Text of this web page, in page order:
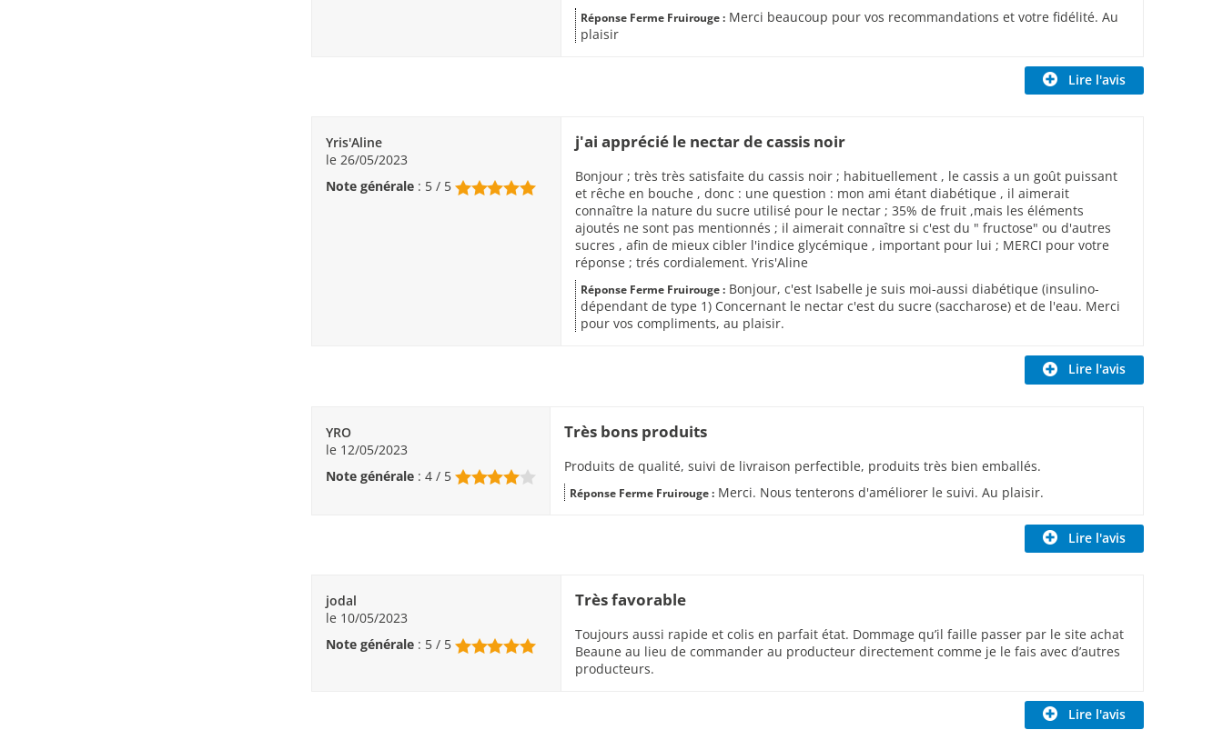
Réponse Ferme Fruirouge : Merci beaucoup pour vos recommandations et votre fidélité. Au
plaisir
Lire l'avis
Yris'Aline
le 26/05/2023
Note générale : 5 / 5
j'ai apprécié le nectar de cassis noir
Bonjour ; très très satisfaite du cassis noir ; habituellement , le cassis a un goût puissant
et rêche en bouche , donc : une question : mon ami étant diabétique , il aimerait
connaître la nature du sucre utilisé pour le nectar ; 35% de fruit ,mais les éléments
ajoutés ne sont pas mentionnés ; il aimerait connaître si c'est du " fructose" ou d'autres
sucres , afin de mieux cibler l'indice glycémique , important pour lui ; MERCI pour votre
réponse ; trés cordialement. Yris'Aline
Réponse Ferme Fruirouge : Bonjour, c'est Isabelle je suis moi-aussi diabétique (insulino-
dépendant de type 1) Concernant le nectar c'est du sucre (saccharose) et de l'eau. Merci
pour vos compliments, au plaisir.
Lire l'avis
YRO
le 12/05/2023
Note générale : 4 / 5
Très bons produits
Produits de qualité, suivi de livraison perfectible, produits très bien emballés.
Réponse Ferme Fruirouge : Merci. Nous tenterons d'améliorer le suivi. Au plaisir.
Lire l'avis
jodal
le 10/05/2023
Note générale : 5 / 5
Très favorable
Toujours aussi rapide et colis en parfait état. Dommage qu’il faille passer par le site achat
Beaune au lieu de commander au producteur directement comme je le fais avec d’autres
producteurs.
Lire l'avis